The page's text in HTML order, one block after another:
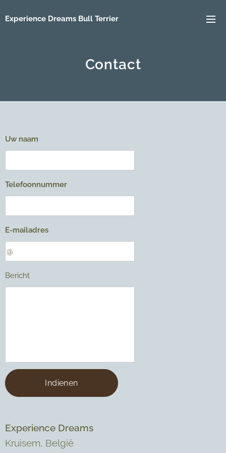
Experience Dreams Bull Terrier
Contact
Uw naam
Telefoonnummer
E-mailadres
Bericht
Indienen
Experience Dreams
Kruisem, België